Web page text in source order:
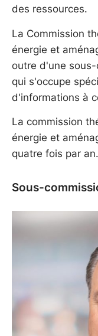
des ressources.
La Commission
énergie et
outre d'une
qui s'occupe
d'informations à
La commission
énergie et
quatre fois par an.
Sous-